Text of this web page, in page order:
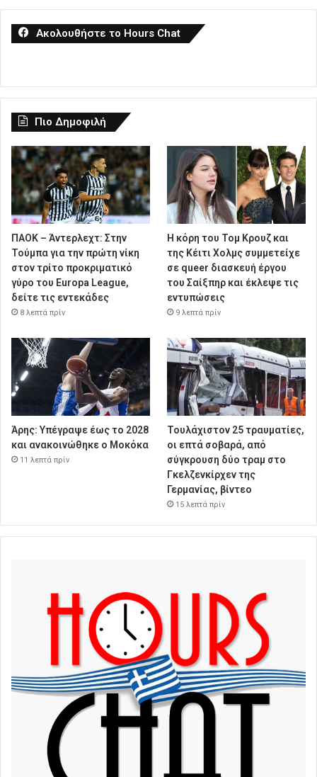
Ακολουθήστε το Hours Chat
Πιο Δημοφιλή
ΠΑΟΚ – Άντερλεχτ: Στην
Τούμπα για την πρώτη νίκη
στον τρίτο προκριματικό
γύρο του Europa League,
δείτε τις εντεκάδες
8 λεπτά πρίν
Η κόρη του Τομ Κρουζ και
της Κέιτι Χολμς συμμετείχε
σε queer διασκευή έργου
του Σαίξπηρ και έκλεψε τις
εντυπώσεις
9 λεπτά πρίν
Άρης: Υπέγραψε έως το 2028
και ανακοινώθηκε ο Μοκόκα
11 λεπτά πρίν
Τουλάχιστον 25 τραυματίες,
οι επτά σοβαρά, από
σύγκρουση δύο τραμ στο
Γκελζενκίρχεν της
Γερμανίας, βίντεο
15 λεπτά πρίν